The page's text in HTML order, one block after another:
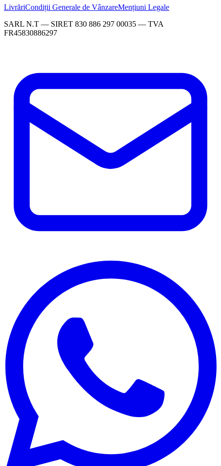
LivrăriCondiții Generale de VânzareMențiuni Legale
SARL N.T — SIRET 830 886 297 00035 — TVA
FR45830886297